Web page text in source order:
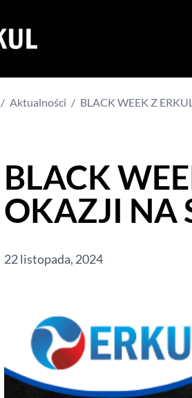
/ Aktualności / BLACK WEEK Z
BLACK
OKAZJI NA
22 listopada, 2024